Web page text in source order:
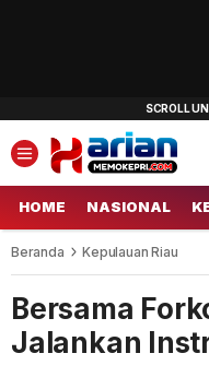
HOME NASIONAL
Beranda Kepulauan Riau
Bersama
Jalankan